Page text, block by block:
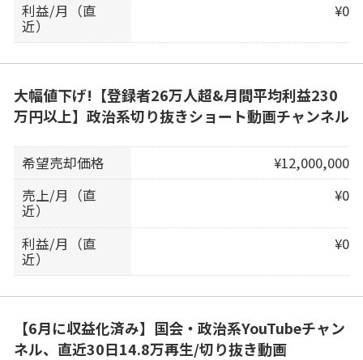
利益/月（直
近）
¥0
大幅値下げ!【登録者26万人超&月間平均利益230
万円以上】政治系切り抜きショート動画チャンネル
希望売却価格
¥12,000,000
売上/月（直
近）
¥0
利益/月（直
近）
¥0
【6月に収益化済み】国会・政治系YouTubeチャン
ネル、直近30日14.8万再生/切り抜き動画